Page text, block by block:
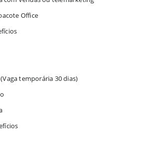
Office
(Vaga temporária 30 dias)